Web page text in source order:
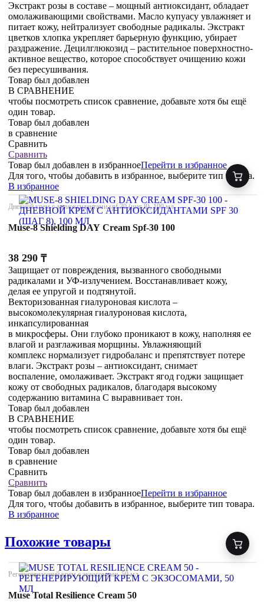
Экстракт розы в составе – мощный антиоксидант, обладает
омолаживающими свойствами. Масло купуасу увлажняет и
питает кожу, нейтрализует свободные радикалы. Экстракт
цветков хлопка укрепляет барьерную функцию, убирает
раздражение. Децилглюкозид – растительное поверхностно-
активное вещество, которое способствует очищению кожи
без пересушивания.
Товар был добавлен
В СРАВНЕНИЕ
чтобы посмотреть список сравнение, добавьте хотя бы ещё
один товар.
Товар был добавлен
в сравнение
Сравнить
Сравнить
Товар был добавлен в избранноеПерейти в избранное
Для того, чтобы добавить в избранное, выберите тип товара.
В избранное
Дневной крем с антиоксидантами spf 30 (шаг 8), 100 мл
Muse-8 Shielding DAY Cream Spf-30 100
38 290 ₸
Защищает от повреждения, вызванного свободными
радикалами и УФ-излучением. Восстанавливает кожу,
делая ее упругой и подтянутой.
Векторизованная гиалуроновая кислота –
высокомолекулярная гиалуроновая кислота,
инкапсулированная
в микросферы. Они глубоко проникают в кожу, наполняя ее
влагой и разглаживая морщины. Увлажняющий
комплекс нормализует гидробаланс и препятствует потере
влаги. Экстракт розы – антиоксидант, снимает
воспаление, омолаживает. Экстракт ягод годжи защищает
кожу от свободных радикалов, благодаря высокому
содержанию витамина С выравнивает тон.
Товар был добавлен
В СРАВНЕНИЕ
чтобы посмотреть список сравнение, добавьте хотя бы ещё
один товар.
Товар был добавлен
в сравнение
Сравнить
Сравнить
Товар был добавлен в избранноеПерейти в избранное
Для того, чтобы добавить в избранное, выберите тип товара.
В избранное
Похожие товары
Регенерирующий крем с экзосомами, 50 мл
Muse Total Resilience Cream 50